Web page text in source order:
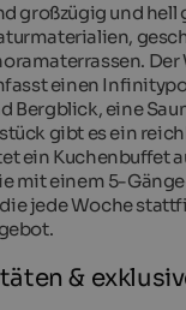
großzügig und
einen
Bergblick, eine
gibt es ein
ein Kuchenbuffet
mit einem 5-
die jede Woche
&